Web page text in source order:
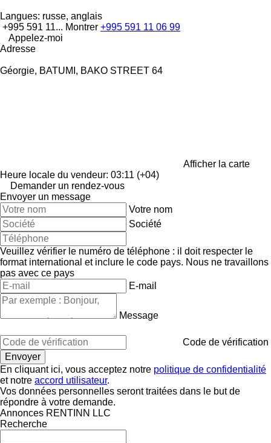
Langues: russe, anglais
+995 591 11... Montrer +995 591 11 06 99
Appelez-moi
Adresse
Géorgie, BATUMI, BAKO STREET 64
Afficher la carte
Heure locale du vendeur: 03:11 (+04)
Demander un rendez-vous
Envoyer un message
Votre nom
Société
Veuillez vérifier le numéro de téléphone : il doit respecter le
format international et inclure le code pays. Nous ne travaillons
pas avec ce pays
E-mail
Message
Code de vérification
En cliquant ici, vous acceptez notre politique de confidentialité
et notre accord utilisateur.
Vos données personnelles seront traitées dans le but de
répondre à votre demande.
Annonces RENTINN LLC
Recherche